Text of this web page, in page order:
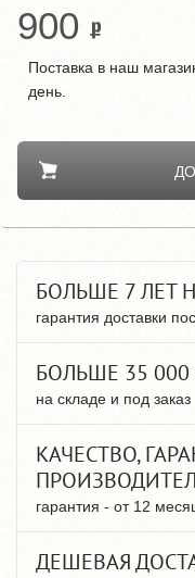
900
Поставка в наш
день.
БОЛЬШЕ 7 ЛЕТ
гарантия доставки
БОЛЬШЕ 35
на складе и под заказ
КАЧЕСТВО,
гарантия - от 12
ДЕШЕВАЯ